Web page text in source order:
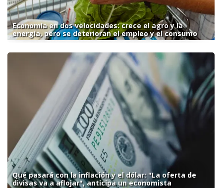
Economía en dos velocidades: crece el agro y la
energía, pero se deterioran el empleo y el consumo
Qué pasará con la inflación y el dólar: "La oferta de
divisas va a aflojar", anticipa un economista